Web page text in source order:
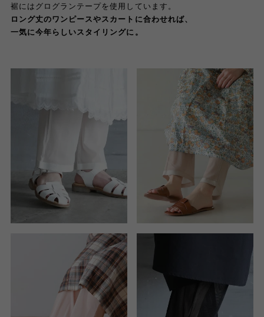
裾にはグログランテープを使用しています。
ロング丈のワンピースやスカートに合わせれば、
一気に今年らしいスタイリングに。